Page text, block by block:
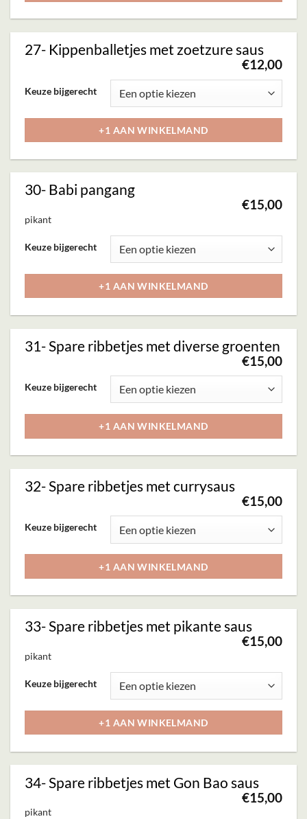
productpagina
variaties.
Deze
optie
gekozen
productpagina
27- Kippenballetjes met zoetzure saus
€12,00
product
heeft
variaties.
Deze
optie
kan
worden
op
Keuze bijgerecht
+1 AAN WINKELMAND
30- Babi pangang
€15,00
pikant
product
heeft
meerdere
variaties.
Deze
optie
gekozen
productpagina
Keuze bijgerecht
+1 AAN WINKELMAND
31- Spare ribbetjes met diverse groenten
€15,00
product
heeft
variaties.
Deze
optie
gekozen
productpagina
Keuze bijgerecht
+1 AAN WINKELMAND
32- Spare ribbetjes met currysaus
€15,00
product
heeft
variaties.
Deze
optie
kan
worden
op
Keuze bijgerecht
+1 AAN WINKELMAND
33- Spare ribbetjes met pikante saus
€15,00
pikant
product
heeft
variaties.
Deze
optie
kan
Keuze bijgerecht
+1 AAN WINKELMAND
34- Spare ribbetjes met Gon Bao saus
€15,00
pikant